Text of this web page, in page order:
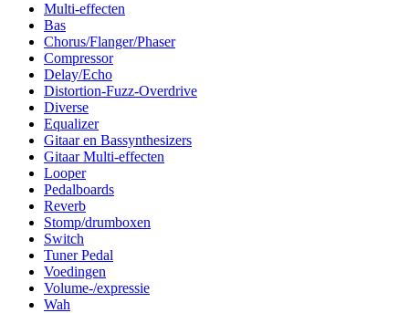
Multi-effecten
Bas
Chorus/Flanger/Phaser
Compressor
Delay/Echo
Distortion-Fuzz-Overdrive
Diverse
Equalizer
Gitaar en Bassynthesizers
Gitaar Multi-effecten
Looper
Pedalboards
Reverb
Stomp/drumboxen
Switch
Tuner Pedal
Voedingen
Volume-/expressie
Wah